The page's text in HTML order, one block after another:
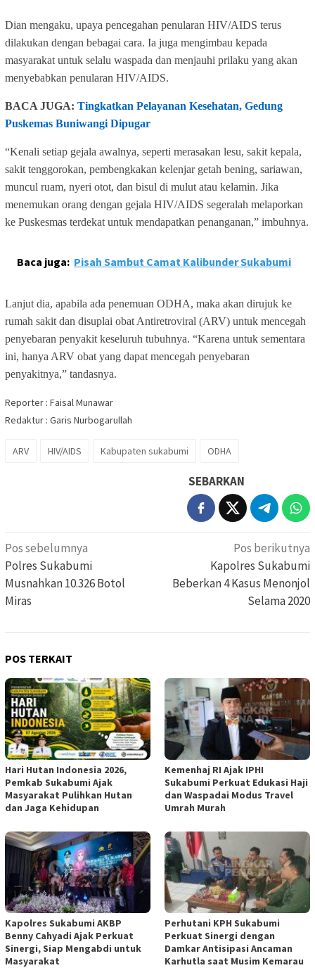
Dian mengaku, upaya pencegahan penularan HIV/AIDS terus
dilakukan dengan bebagai cara. Ia juga mengimbau kepada
masyarakat untuk selalu waspada dan menjauhi prilaku yang akan
menyebabkan penularan HIV/AIDS.
BACA JUGA: Tingkatkan Pelayanan Kesehatan, Gedung
Puskemas Buniwangi Dipugar
“Kenali setiap gejala awalnya, seperti merasakan lesu, sakit kepala,
sakit tenggorokan, pembengkakan kelenjar getah bening, sariawan,
muncul ruam, nyeri otot, dan bisul di mulut atau kelamin. Jika
menemukan orang dengan gejala HIV/AIDS segeralah melaporkan
ke Puskesmas terdekat untuk mendapatkan penanganan,” imbuhnya.
Baca juga: Pisah Sambut Camat Kalibunder Sukabumi
Lanjut dia, apabila ada penemuan ODHA, maka akan dirujuk ke
rumah sakit dan disuplai obat Antiretroviral (ARV) untuk mencegah
penyebaran penyakit keseluruh tubuhnya. “Karena untuk sementara
ini, hanya ARV obat yang dapat mencegah penyebaran
penyakitnya,” tandasnya.
Reporter : Faisal Munawar
Redaktur : Garis Nurbogarullah
ARV HIV/AIDS Kabupaten sukabumi ODHA
SEBARKAN
Navigasi
pos
Pos sebelumnya
Polres Sukabumi
Musnahkan 10.326 Botol
Miras
Pos berikutnya
Kapolres Sukabumi
Beberkan 4 Kasus Menonjol
Selama 2020
POS TERKAIT
Hari Hutan Indonesia 2026,
Pemkab Sukabumi Ajak
Masyarakat Pulihkan Hutan
dan Jaga Kehidupan
Kemenhaj RI Ajak IPHI
Sukabumi Perkuat Edukasi Haji
dan Waspadai Modus Travel
Umrah Murah
Kapolres Sukabumi AKBP
Benny Cahyadi Ajak Perkuat
Sinergi, Siap Mengabdi untuk
Masyarakat
Perhutani KPH Sukabumi
Perkuat Sinergi dengan
Damkar Antisipasi Ancaman
Karhutla saat Musim Kemarau